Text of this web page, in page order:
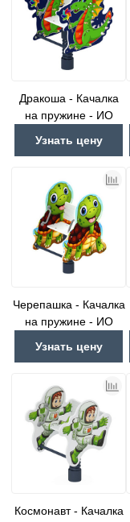
Дракоша - Качалка
на пружине - ИО
Узнать цену
Черепашка - Качалка
на пружине - ИО
Узнать цену
Космонавт - Качалка